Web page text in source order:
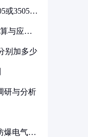
或3505代
与应用
别加多少
研与分析
爆电气设